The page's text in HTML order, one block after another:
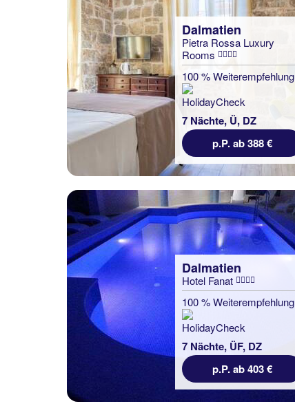
Dalmatien
Pietra Rossa Luxury
Rooms
100 % Weiterempfehlung
7 Nächte, Ü, DZ
p.P. ab 388 €
Dalmatien
Hotel Fanat
100 % Weiterempfehlung
7 Nächte, ÜF, DZ
p.P. ab 403 €